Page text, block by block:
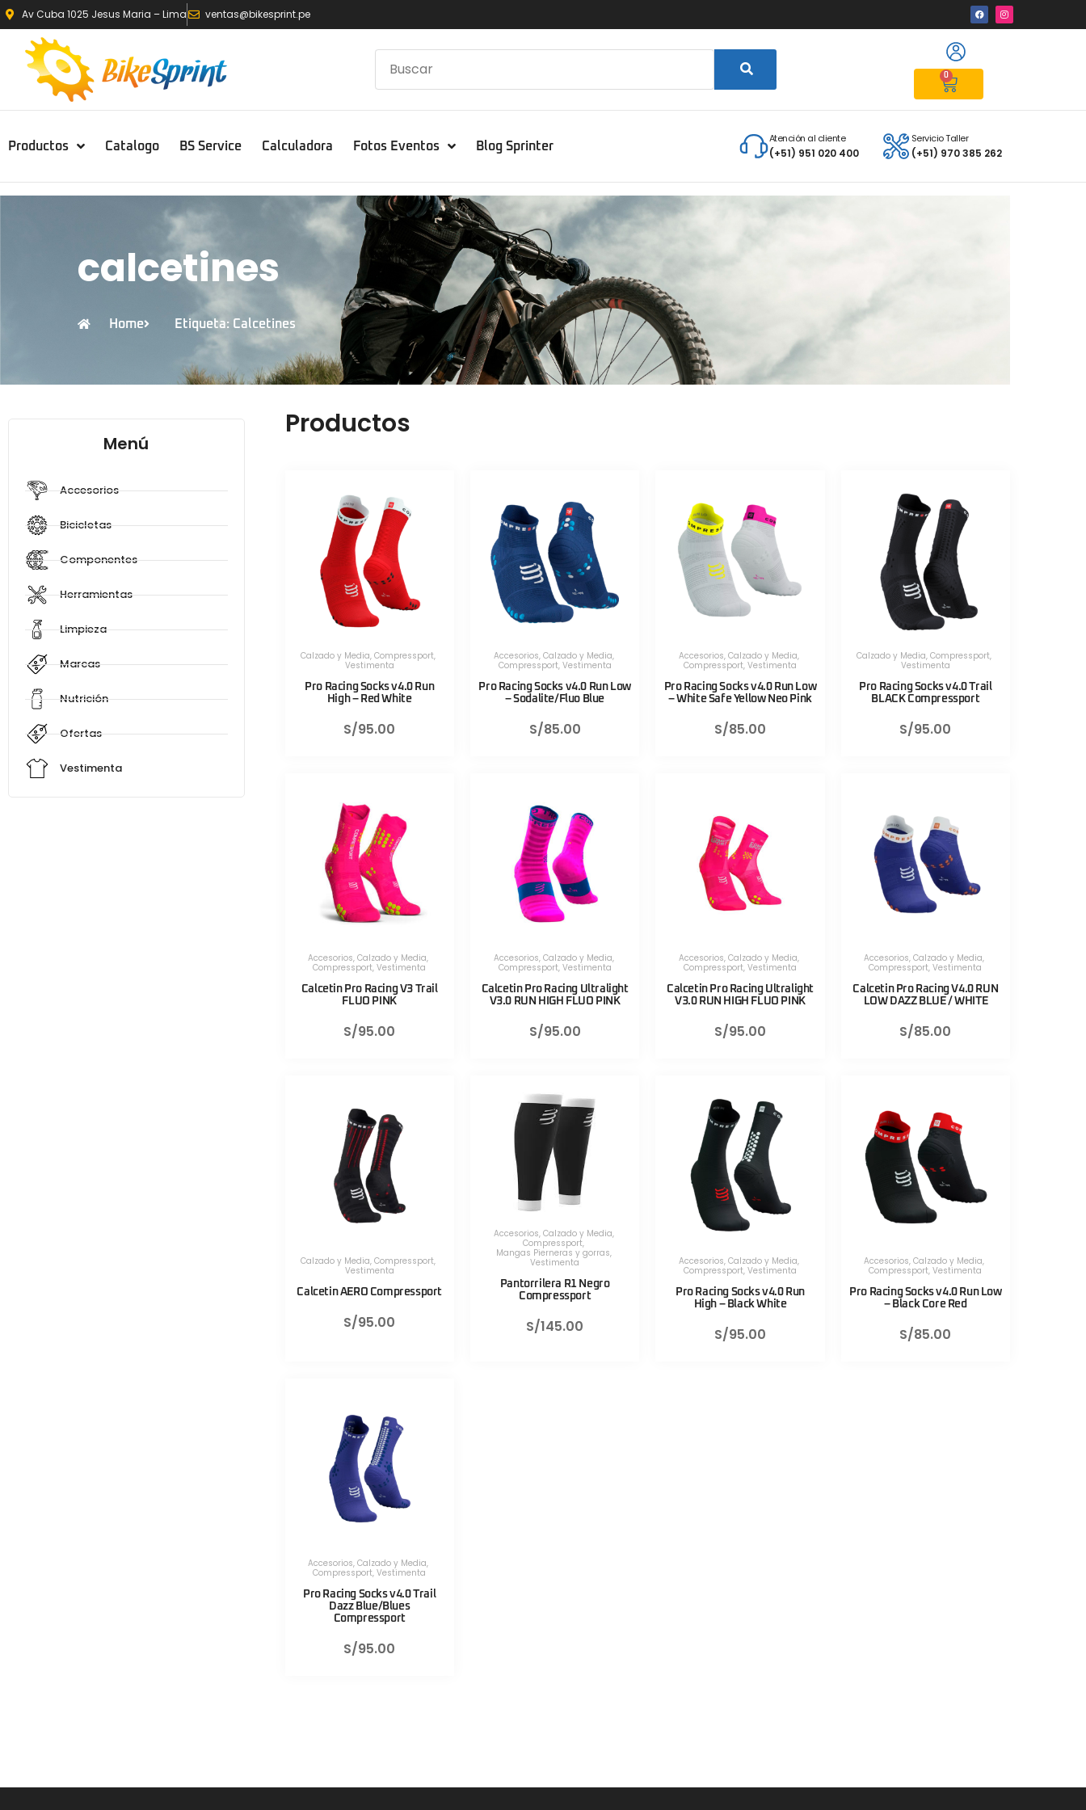
Av Cuba 1025 Jesus Maria – Lima ventas@bikesprint.pe
0
Productos Catalogo BS Service Calculadora Fotos Eventos Blog Sprinter
Atención al cliente
(+51) 951 020 400
Servicio Taller
(+51) 970 385 262
calcetines
Home Etiqueta: Calcetines
Menú
Accesorios
Bicicletas
Componentes
Herramientas
Limpieza
Marcas
Nutrición
Ofertas
Vestimenta
Productos
Calzado y Media,Compressport,
Vestimenta
Pro Racing Socks v4.0 Run
High – Red White
S/95.00
Accesorios, Calzado y Media,
Compressport, Vestimenta
Pro Racing Socks v4.0 Run Low
– Sodalite/Fluo Blue
S/85.00
Accesorios, Calzado y Media,
Compressport, Vestimenta
Pro Racing Socks v4.0 Run Low
– White Safe Yellow Neo Pink
S/85.00
Calzado y Media,Compressport,
Vestimenta
Pro Racing Socks v4.0 Trail
BLACK Compressport
S/95.00
Accesorios,Calzado y Media,
Compressport,Vestimenta
Calcetin Pro Racing V3 Trail
FLUO PINK
S/95.00
Accesorios, Calzado y Media,
Compressport, Vestimenta
Calcetin Pro Racing Ultralight
V3.0 RUN HIGH FLUO PINK
S/95.00
Accesorios, Calzado y Media,
Compressport, Vestimenta
Calcetin Pro Racing Ultralight
V3.0 RUN HIGH FLUO PINK
S/95.00
Accesorios,Calzado y Media,
Compressport,Vestimenta
Calcetin Pro Racing V4.0 RUN
LOW DAZZ BLUE / WHITE
S/85.00
Calzado y Media,Compressport,
Vestimenta
Calcetin AERO Compressport
S/95.00
Accesorios, Calzado y Media,
Compressport,
Mangas Pierneras y gorras,
Vestimenta
Pantorrilera R1 Negro
Compressport
S/145.00
Accesorios, Calzado y Media,
Compressport, Vestimenta
Pro Racing Socks v4.0 Run
High – Black White
S/95.00
Accesorios,Calzado y Media,
Compressport,Vestimenta
Pro Racing Socks v4.0 Run Low
– Black Core Red
S/85.00
Accesorios,Calzado y Media,
Compressport,Vestimenta
Pro Racing Socks v4.0 Trail
Dazz Blue/Blues
Compressport
S/95.00